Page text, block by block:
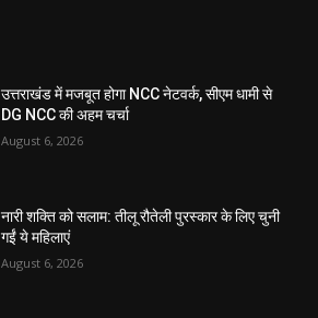
उत्तराखंड में मजबूत होगा NCC नेटवर्क, सीएम धामी से
DG NCC की अहम चर्चा
August 6, 2026
नारी शक्ति को सलाम: तीलू रौतेली पुरस्कार के लिए चुनी
गईं ये महिलाएं
August 6, 2026